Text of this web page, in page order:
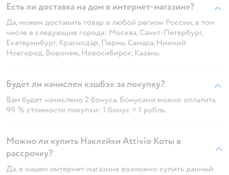
Есть ли доставка на дом в интернет-магазине?
Да, можем доставить товар в любой регион России, в том
числе в следующие города: Москва, Санкт-Петербург,
Екатеринбург, Краснодар, Пермь, Самара, Нижний
Новгород, Воронеж, Новосибирск, Казань.
Будет ли начислен кэшбэк за покупку?
Вам будет начислено 2 бонуса. Бонусами можно оплатить
99 % стоимости покупки: 1 бонус = 1 рубль.
Можно ли купить Наклейки Attivio Коты в
рассрочку?
Да, в нашем интернет-магазине возможно купить данный